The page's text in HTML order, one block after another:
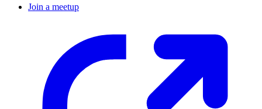
Join a meetup